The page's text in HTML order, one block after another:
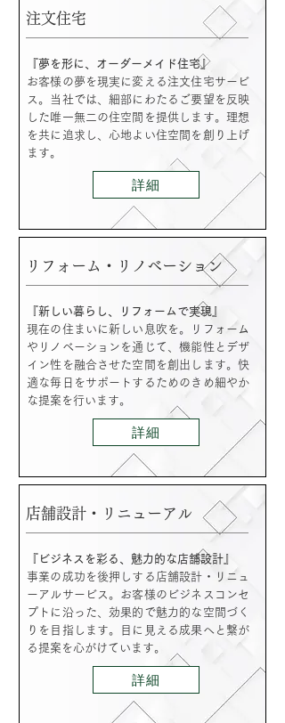
注文住宅
『夢を形に、オーダーメイド住宅』
お客様の夢を現実に変える注文住宅サービ
ス。当社では、細部にわたるご要望を反映
した唯一無二の住空間を提供します。理想
を共に追求し、心地よい住空間を創り上げ
ます。
詳細
リフォーム・リノベーション
『新しい暮らし、リフォームで実現』
現在の住まいに新しい息吹を。リフォーム
やリノベーションを通じて、機能性とデザ
イン性を融合させた空間を創出します。快
適な毎日をサポートするためのきめ細やか
な提案を行います。
詳細
店舗設計・リニューアル
『ビジネスを彩る、魅力的な店舗設計』
事業の成功を後押しする店舗設計・リニュ
ーアルサービス。お客様のビジネスコンセ
プトに沿った、効果的で魅力的な空間づく
りを目指します。目に見える成果へと繋が
る提案を心がけています。
詳細